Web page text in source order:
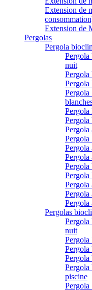
Extension de
Extension de
Pergolas
Pergola
Pergola
nuit
Pergola
Pergola
Pergola
Pergola
Pergola
Pergola
Pergola
Pergola
Pergola
Pergola
Pergola
Pergola
Pergola
Pergola
Pergolas
Pergola
nuit
Pergola
Pergola
Pergola
Pergola
piscine
Pergola